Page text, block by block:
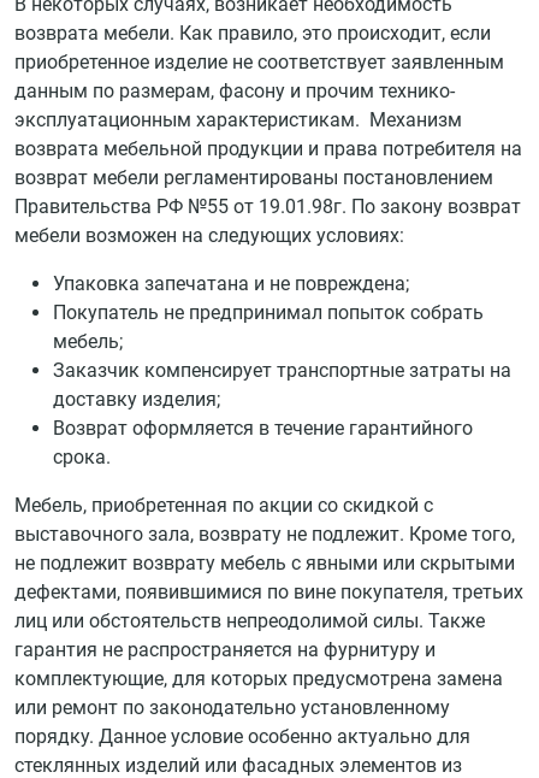
возврата мебели. Как правило, это происходит, если
приобретенное изделие не соответствует заявленным
данным по размерам, фасону и прочим технико-
эксплуатационным характеристикам. Механизм
возврата мебельной продукции и права потребителя на
возврат мебели регламентированы постановлением
Правительства РФ №55 от 19.01.98г. По закону возврат
мебели возможен на следующих условиях:
Упаковка запечатана и не повреждена;
Покупатель не предпринимал попыток собрать
мебель;
Заказчик компенсирует транспортные затраты на
доставку изделия;
Возврат оформляется в течение гарантийного
срока.
Мебель, приобретенная по акции со скидкой с
выставочного зала, возврату не подлежит. Кроме того,
не подлежит возврату мебель с явными или скрытыми
дефектами, появившимися по вине покупателя, третьих
лиц или обстоятельств непреодолимой силы. Также
гарантия не распространяется на фурнитуру и
комплектующие, для которых предусмотрена замена
или ремонт по законодательно установленному
порядку. Данное условие особенно актуально для
стеклянных изделий или фасадных элементов из